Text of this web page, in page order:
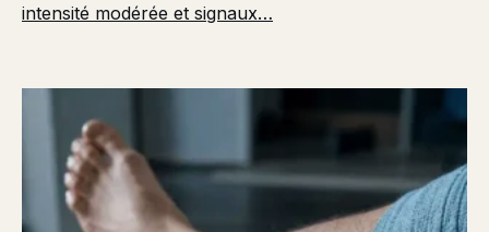
intensité modérée et signaux…